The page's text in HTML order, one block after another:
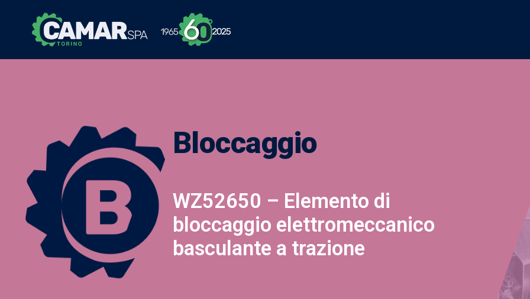
Bloccaggio
WZ52650 – Elemento di
bloccaggio elettromeccanico
basculante a trazione